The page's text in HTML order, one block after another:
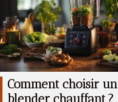
Comment choisir un
blender chauffant ?